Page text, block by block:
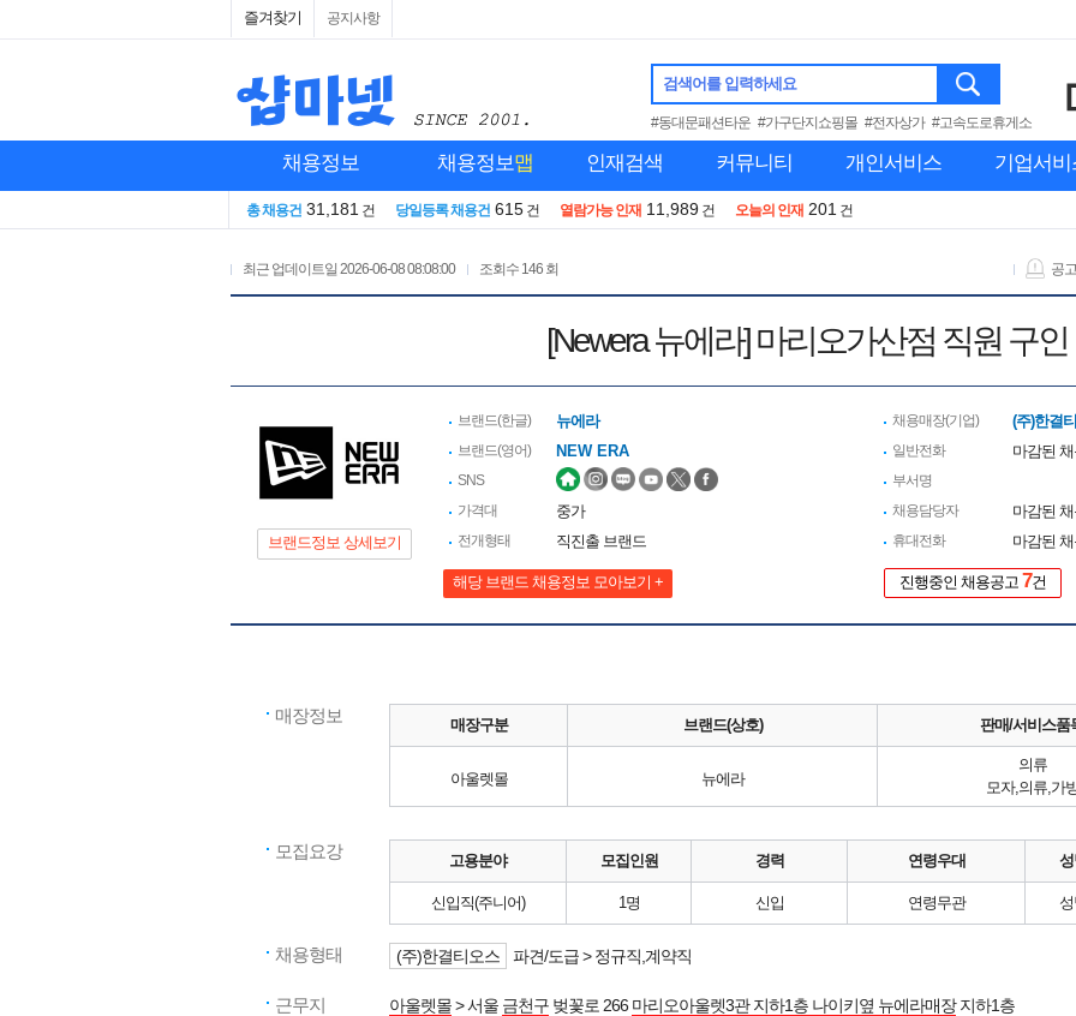
즐겨찾기 공지사항
검색어를 입력하세요
#동대문패션타운 #가구단지쇼핑몰 #전자상가 #고속도로휴게소
채용정보 채용정보맵 인재검색 커뮤니티 개인서비스 기업서비
총 채용건 31,181 건 당일등록 채용건 615 건 열람가능 인재 11,989 건 오늘의 인재 201 건
최근 업데이트일 2026-06-08 08:08:00 조회수 146 회 공
[Newera 뉴에라] 마리오가산점 직원 구인
브랜드정보 상세보기
브랜드(한글) 뉴에라
브랜드(영어) NEW ERA
SNS
가격대
중가
전개형태 직진출 브랜드
해당 브랜드 채용정보 모아보기 +
채용매장(기업) (주)한결
일반전화 마감된
부서명
채용담당자
마감된
휴대전화 마감된
진행중인 채용공고 7건
매장정보 매장구분 브랜드(상호) 판매/서비스품
아울렛몰 뉴에라
의류
모자,의류,가
모집요강 고용분야 모집인원 경력 연령우대
신입직(주니어) 1명 신입 연령무관
채용형태 (주)한결티오스 파견/도급 > 정규직,계약직
근무지 아울렛몰> 서울 금천구 벚꽃로 266 마리오아울렛3관 지하1층 나이키옆 뉴에라매장지하1층